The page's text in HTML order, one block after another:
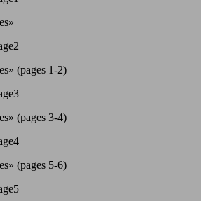
(pages 1-2)
(pages 3-4)
(pages 5-6)